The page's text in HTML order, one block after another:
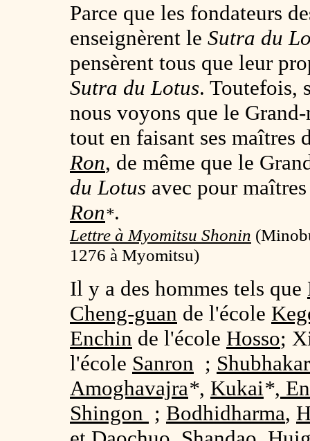
Parce que les fondateurs
enseignèrent le Sutra du
pensèrent tous que leur
Sutra du Lotus. Toutefois,
nous voyons que le
tout en faisant ses maîtres
Ron, de même que le
du Lotus avec pour
Ron*.
Lettre à Myomitsu Shonin (
1276 à Myomitsu)
Il y a des hommes tels que
Cheng-guan de l'école
Enchin de l'école Hosso;
l'école Sanron ;
Amoghavajra*, Kukai*,
Shingon ; Bodhidharma,